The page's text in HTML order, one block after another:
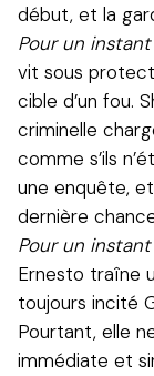
début, et la
Pour un
vit sous
cible d’un fou.
criminelle
comme s’ils
une enquête,
dernière
Pour un
Ernesto traîne
toujours incité
Pourtant, elle
immédiate et